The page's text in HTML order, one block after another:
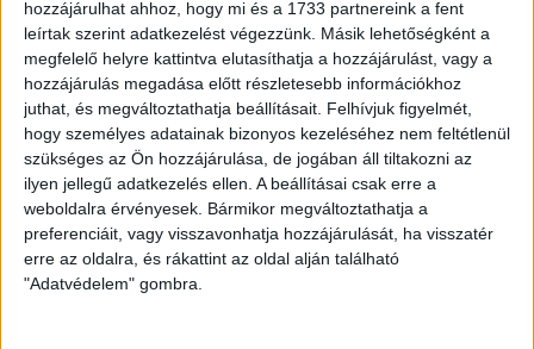
hozzájárulhat ahhoz, hogy mi és a 1733 partnereink a fent
leírtak szerint adatkezelést végezzünk. Másik lehetőségként a
megfelelő helyre kattintva elutasíthatja a hozzájárulást, vagy a
hozzájárulás megadása előtt részletesebb információkhoz
juthat, és megváltoztathatja beállításait. Felhívjuk figyelmét,
hogy személyes adatainak bizonyos kezeléséhez nem feltétlenül
szükséges az Ön hozzájárulása, de jogában áll tiltakozni az
ilyen jellegű adatkezelés ellen. A beállításai csak erre a
weboldalra érvényesek. Bármikor megváltoztathatja a
preferenciáit, vagy visszavonhatja hozzájárulását, ha visszatér
erre az oldalra, és rákattint az oldal alján található
"Adatvédelem" gombra.
EGYÉB
A Hitlert mosdató MTVA-
alvállalkozó forgathatott az
ócsai lakóparkról
Összesen 2,7 milliárd forintba került az ócsai szociális
lakópark – derítettük ki közérdekű adatigénylésekkel.
A 80 felépített házból 39-ben laknak,...
ÁTLÁTSZÓ 2013. december 5. 4 p